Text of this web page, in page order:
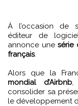
À l’occasion de son dixième anniversaire, Hostaway,
éditeur de
annonce unesérie
français.
Alors que la
mondial d’Airbnb
consolider sa
le développement